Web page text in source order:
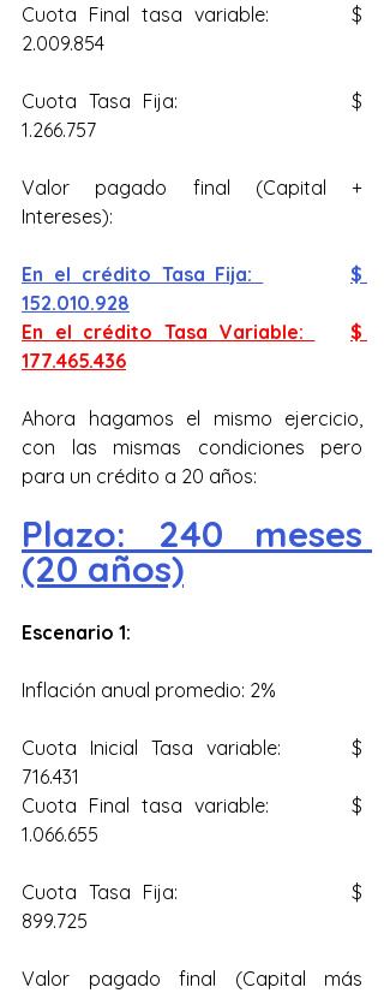
Cuota Final tasa variable: 		$
2.009.854
Cuota Tasa Fija: 			$
1.266.757
Valor pagado final (Capital +
Intereses):
En el crédito Tasa Fija: 		$
152.010.928
En el crédito Tasa Variable: 	$
177.465.436
Ahora hagamos el mismo ejercicio,
con las mismas condiciones pero
para un crédito a 20 años:
Plazo: 240 meses
(20 años)
Escenario 1:
Inflación anual promedio: 2%
Cuota Inicial Tasa variable: 	$
716.431
Cuota Final tasa variable: 		$
1.066.655
Cuota Tasa Fija: 			$
899.725
Valor pagado final (Capital más